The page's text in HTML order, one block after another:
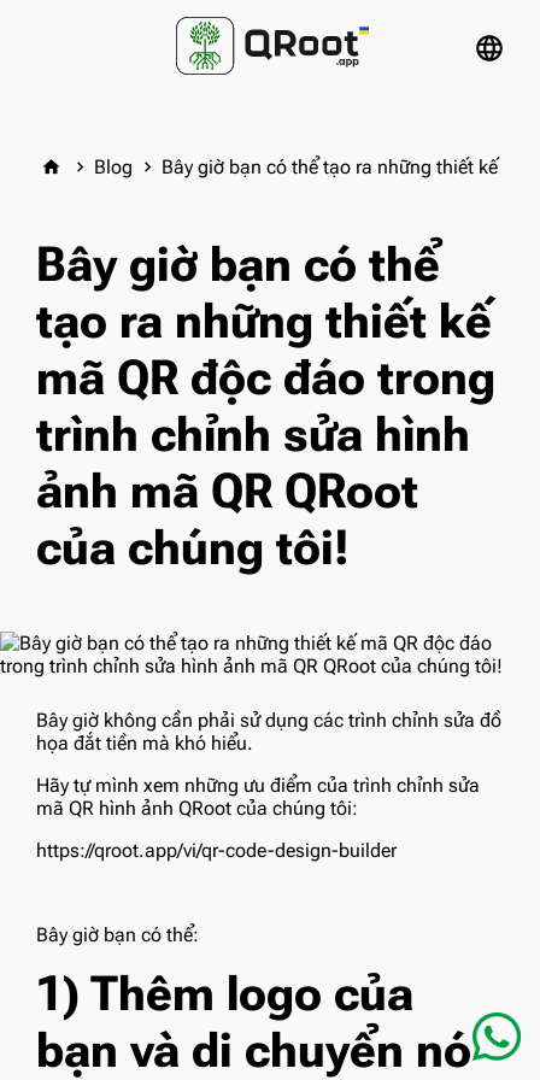
language
home keyboard_arrow_right Blog keyboard_arrow_right Bây giờ bạn có thể tạo ra những thiết kế
Bây giờ bạn có thể
tạo ra những thiết kế
mã QR độc đáo trong
trình chỉnh sửa hình
ảnh mã QR QRoot
của chúng tôi!
Bây giờ không cần phải sử dụng các trình chỉnh sửa đồ
họa đắt tiền mà khó hiểu.
Hãy tự mình xem những ưu điểm của trình chỉnh sửa
mã QR hình ảnh QRoot của chúng tôi:
https://qroot.app/vi/qr-code-design-builder
Bây giờ bạn có thể:
1) Thêm logo của
bạn và di chuyển nó